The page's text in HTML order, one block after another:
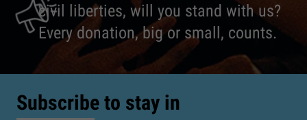
civil liberties, will you stand with us?
Every donation, big or small, counts.
Subscribe to stay in